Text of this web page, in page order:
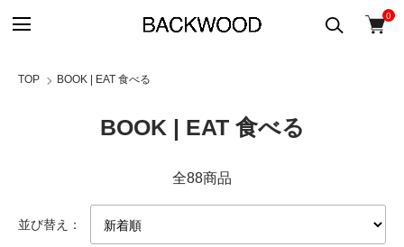
0
TOP BOOK | EAT 食べる
BOOK | EAT 食べる
全88商品
並び替え：